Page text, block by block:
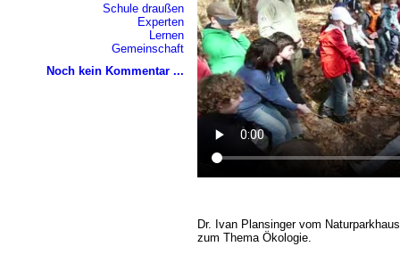
Schule draußen
Experten
Lernen
Gemeinschaft
Noch kein Kommentar ...
Dr. Ivan Plansinger vom
zum Thema Ökologie.